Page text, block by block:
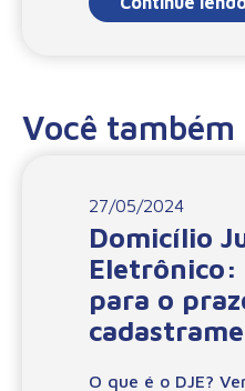
Você
27/05/2024
Domicílio
Eletrônico:
para o
O que é o DJE?